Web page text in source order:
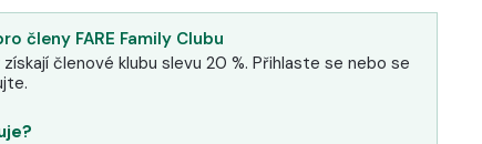
členy FARE Family Clubu
získají členové klubu slevu 20 %. Přihlaste se nebo se